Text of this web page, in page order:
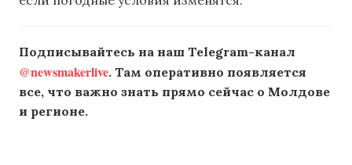
Подписывайтесь на наш Telegram-канал
@newsmakerlive. Там оперативно появляется
все, что важно знать прямо сейчас о Молдове
и регионе.